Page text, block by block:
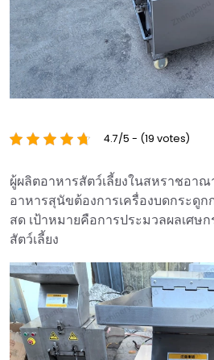
4.7/5 - (19 votes)
ผู้ผลิตอาหารสัตว์เลี้ยงในสหราชอา
อาหารสุนัขต้องการเครื่องบดกระดูก
สด เป้าหมายคือการประมวลผลเศษ
สัตว์เลี้ยง